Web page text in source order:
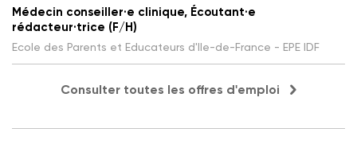
Médecin conseiller·e clinique, Écoutant·e
rédacteur·trice (F/H)
Ecole des Parents et Educateurs d'Ile-de-France - EPE IDF
Consulter toutes les offres d'emploi